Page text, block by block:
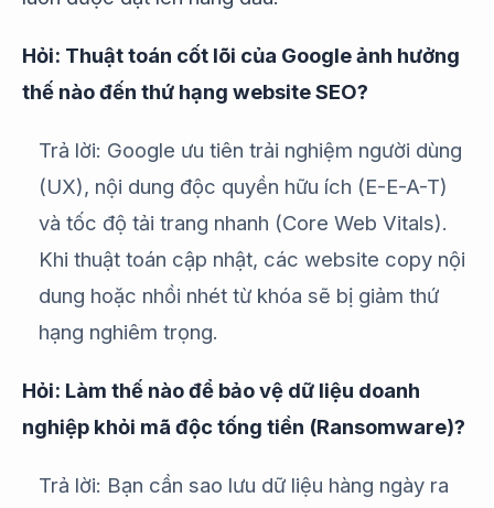
Hỏi: Thuật toán cốt lõi của Google ảnh hưởng
thế nào đến thứ hạng website SEO?
Trả lời: Google ưu tiên trải nghiệm người dùng
(UX), nội dung độc quyền hữu ích (E-E-A-T)
và tốc độ tải trang nhanh (Core Web Vitals).
Khi thuật toán cập nhật, các website copy nội
dung hoặc nhồi nhét từ khóa sẽ bị giảm thứ
hạng nghiêm trọng.
Hỏi: Làm thế nào để bảo vệ dữ liệu doanh
nghiệp khỏi mã độc tống tiền (Ransomware)?
Trả lời: Bạn cần sao lưu dữ liệu hàng ngày ra